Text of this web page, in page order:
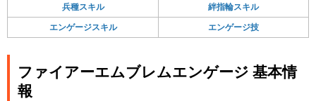
兵種スキル
絆指輪スキル
エンゲージスキル
エンゲージ技
ファイアーエムブレムエンゲージ 基本情
報